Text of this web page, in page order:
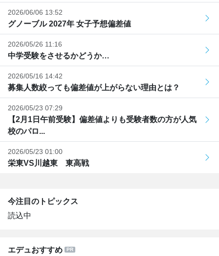
2026/06/06 13:52
グノーブル 2027年 女子予想偏差値
2026/05/26 11:16
中学受験をさせるかどうか…
2026/05/16 14:42
募集人数絞っても偏差値が上がらない理由とは？
2026/05/23 07:29
【2月1日午前受験】偏差値よりも受験者数の方が人気
校のパロ...
2026/05/23 01:00
栄東VS川越東 東高戦
今注目のトピックス
読込中
エデュおすすめ